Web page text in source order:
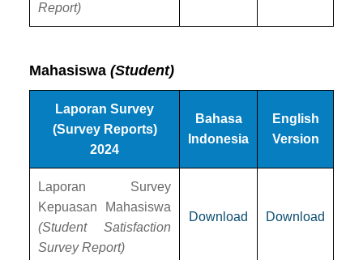
Report)
Mahasiswa (Student)
Laporan Survey
(Survey Reports)
2024
Bahasa
Indonesia
English
Version
Laporan Survey
Kepuasan Mahasiswa
(Student Satisfaction
Survey Report)
Download Download